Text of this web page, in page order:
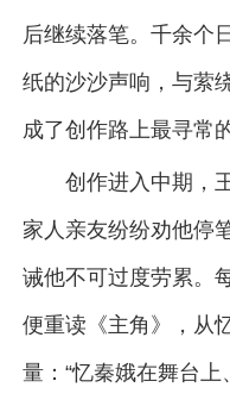
后继续落笔。千余个
纸的沙沙声响，与萦
成了创作路上最寻常
创作进入中期，
家人亲友纷纷劝他停
诫他不可过度劳累。
便重读《主角》，从
量：“忆秦娥在舞台